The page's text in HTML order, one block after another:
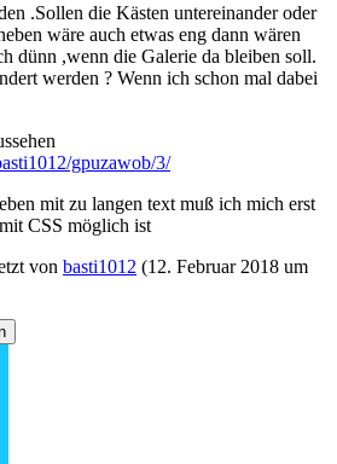
.Sollen die Kästen untereinander oder
wäre auch etwas eng dann wären
dünn ,wenn die Galerie da bleiben soll.
werden ? Wenn ich schon mal dabei
gpuzawob/3/
mit zu langen text muß ich mich erst
CSS möglich ist
von basti1012 (12. Februar 2018 um